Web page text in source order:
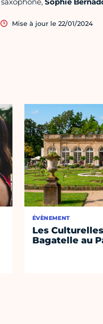
Mise à jour le 22/01/2024
ÉVÈNEMENT
Les
Bagatelle au